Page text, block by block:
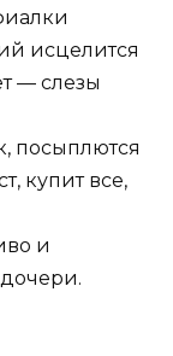
исцелится
— слезы
посыплются
купит все,
и